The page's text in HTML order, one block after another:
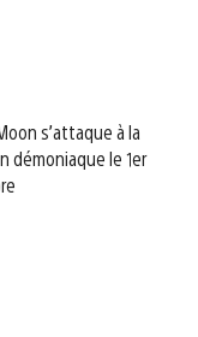
s’attaque à la
démoniaque le 1er